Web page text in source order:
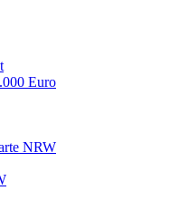
Euro
NRW